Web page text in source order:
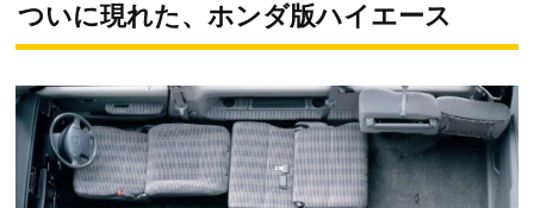
ついに現れた、ホンダ版ハイエース